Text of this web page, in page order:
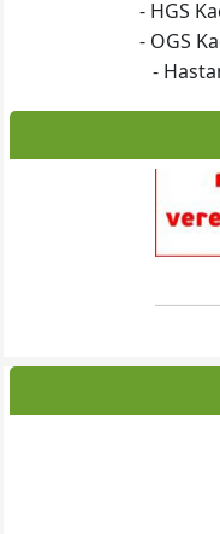
- HGS
- OGS
-